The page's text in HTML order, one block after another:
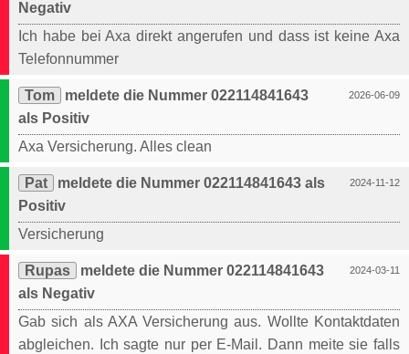
Negativ
Ich habe bei Axa direkt angerufen und dass ist keine Axa
Telefonnummer
2026-06-09
Tom
meldete die Nummer 022114841643
als Positiv
Axa Versicherung. Alles clean
2024-11-12
Pat
meldete die Nummer 022114841643 als
Positiv
Versicherung
2024-03-11
Rupas
meldete die Nummer 022114841643
als Negativ
Gab sich als AXA Versicherung aus. Wollte Kontaktdaten
abgleichen. Ich sagte nur per E-Mail. Dann meite sie falls